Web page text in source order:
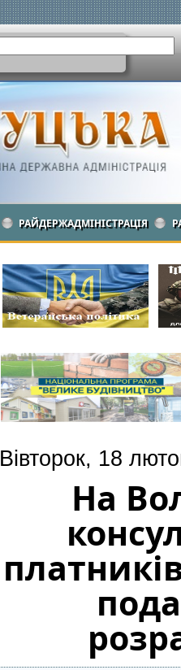
РАЙДЕРЖАДМІНІСТРАЦІЯ
Вівторок, 18
На